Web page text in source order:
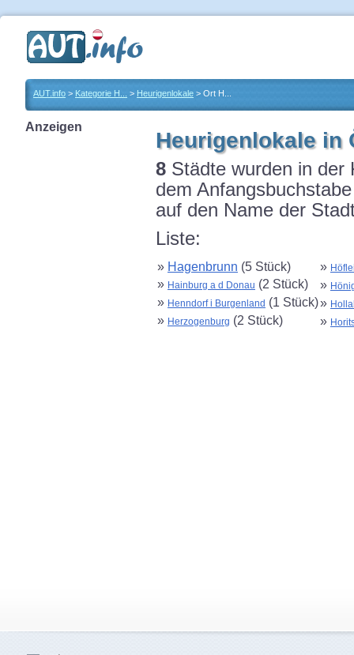
AUT.info > Kategorie H... > Heurigenlokale > Ort H...
Anzeigen
Heurigenlokale in
8 Städte wurden in der
dem
auf den Name der
Liste:
» Hagenbrunn (5 Stück)
» Hainburg a d Donau (2 Stück)
» Henndorf i Burgenland (1 Stück)
» Herzogenburg (2 Stück)
»
»
»
»